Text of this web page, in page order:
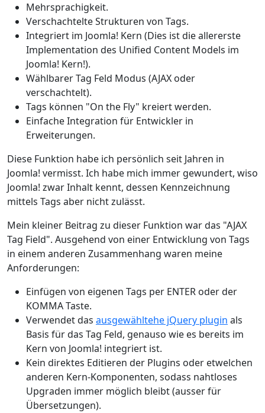
Mehrsprachigkeit.
Verschachtelte Strukturen von Tags.
Integriert im Joomla! Kern (Dies ist die allererste
Implementation des Unified Content Models im
Joomla! Kern!).
Wählbarer Tag Feld Modus (AJAX oder
verschachtelt).
Tags können "On the Fly" kreiert werden.
Einfache Integration für Entwickler in
Erweiterungen.
Diese Funktion habe ich persönlich seit Jahren in
Joomla! vermisst. Ich habe mich immer gewundert, wiso
Joomla! zwar Inhalt kennt, dessen Kennzeichnung
mittels Tags aber nicht zulässt.
Mein kleiner Beitrag zu dieser Funktion war das "AJAX
Tag Field". Ausgehend von einer Entwicklung von Tags
in einem anderen Zusammenhang waren meine
Anforderungen:
Einfügen von eigenen Tags per ENTER oder der
KOMMA Taste.
Verwendet das ausgewähltehe jQuery plugin als
Basis für das Tag Feld, genauso wie es bereits im
Kern von Joomla! integriert ist.
Kein direktes Editieren der Plugins oder etwelchen
anderen Kern-Komponenten, sodass nahtloses
Upgraden immer möglich bleibt (ausser für
Übersetzungen).